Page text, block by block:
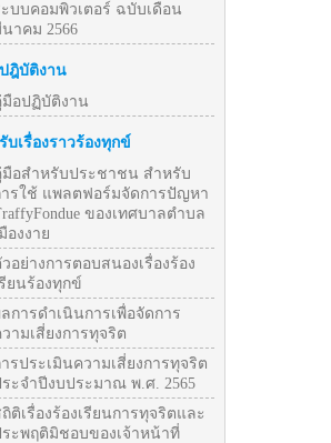
ะบบคอมพิวเตอร์ ฉบับเดือน
าคม 2566
ฎิบัติงาน
มือปฏิบัติงาน
บเรื่องราวร้องทุกข์
มือสำหรับประชาชน สำหรับ
ารใช้ แพลตฟอร์มจัดการปัญหา
ของเทศบาลตำบล
องงาย
อย่างการตอบสนองเรื่องร้อง
ยนร้องทุกข์
การดำเนินการเพื่อจัดการ
ามเสี่ยงการทุจริต
รประเมินความเสี่ยงการทุจริต
ะจำปีงบประมาณ พ.ศ. 2565
ติเรื่องร้องเรียนการทุจริตและ
ะพฤติมิชอบของเจ้าหน้าที่